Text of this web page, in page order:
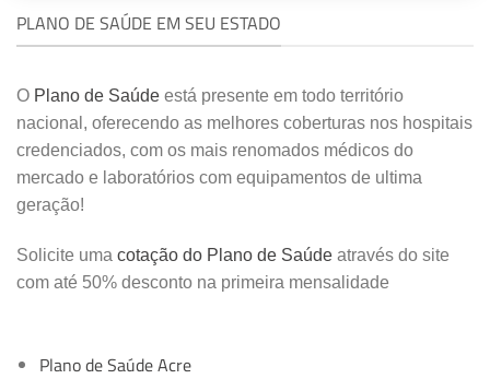
PLANO DE SAÚDE EM SEU ESTADO
O Plano de Saúde está presente em todo território
nacional, oferecendo as melhores coberturas nos hospitais
credenciados, com os mais renomados médicos do
mercado e laboratórios com equipamentos de ultima
geração!
Solicite uma cotação do Plano de Saúde através do site
com até 50% desconto na primeira mensalidade
Plano de Saúde Acre